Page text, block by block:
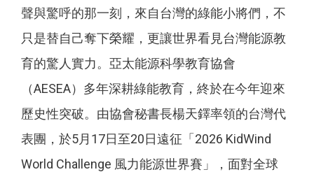
聲與驚呼的那一刻，來自台灣的綠能小將們，不
只是替自己奪下榮耀，更讓世界看見台灣能源教
育的驚人實力。亞太能源科學教育協會
（AESEA）多年深耕綠能教育，終於在今年迎來
歷史性突破。由協會秘書長楊天鐸率領的台灣代
表團，於5月17日至20日遠征「2026 KidWind
World Challenge 風力能源世界賽」，面對全球